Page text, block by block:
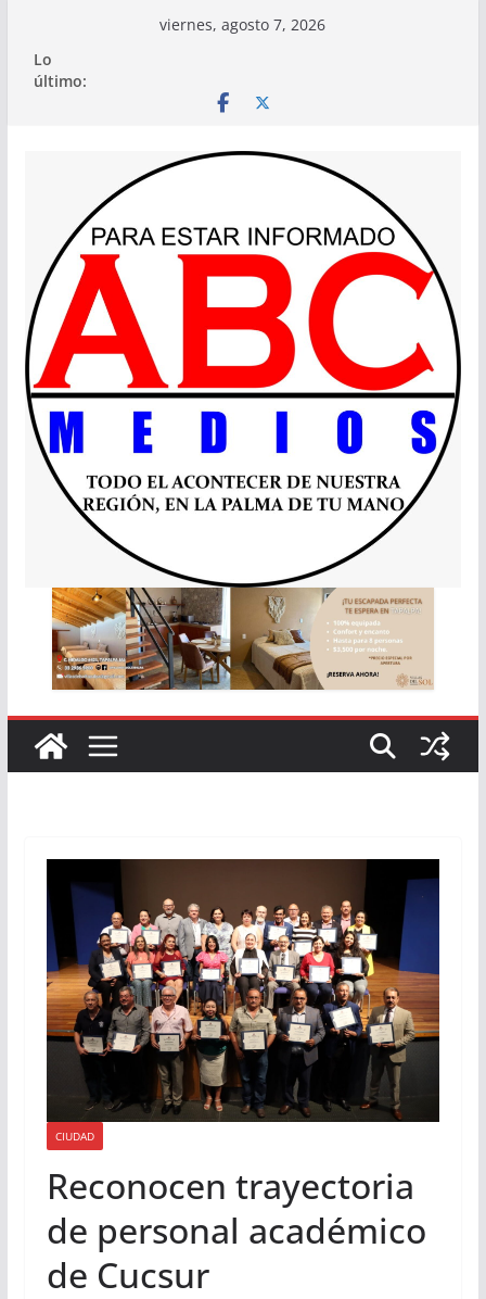
contenido
viernes, agosto 7, 2026
Lo
último:
CIUDAD
Reconocen trayectoria
de personal académico
de Cucsur